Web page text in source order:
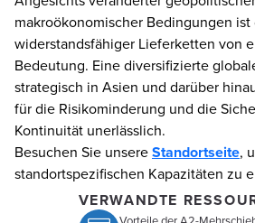
makroökonomischer Bedingungen
widerstandsfähiger Lieferketten von
Bedeutung. Eine diversifizierte
strategisch in Asien und darüber
für die Risikominderung und die
Kontinuität unerlässlich.
Besuchen Sie unsereStandortseite,
standortspezifischen Kapazitäten zu
VERWANDTE